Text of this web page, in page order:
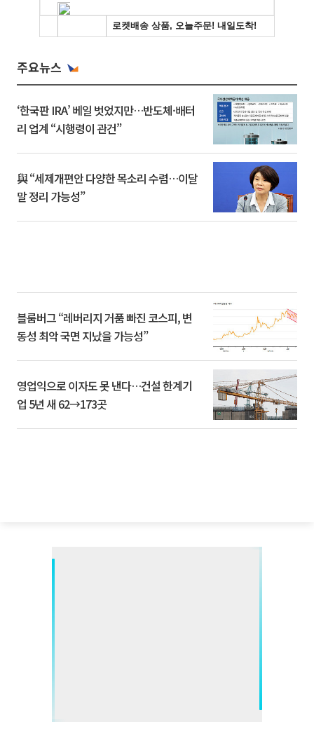
주요뉴스
‘한국판 IRA’ 베일 벗었지만…반도체·배터
리 업계 “시행령이 관건”
與 “세제개편안 다양한 목소리 수렴…이달
말 정리 가능성”
블룸버그 “레버리지 거품 빠진 코스피, 변
동성 최악 국면 지났을 가능성”
영업익으로 이자도 못 낸다…건설 한계기
업 5년 새 62→173곳